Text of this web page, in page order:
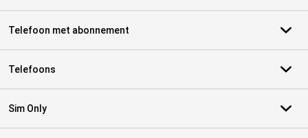
Telefoon met abonnement
Telefoons
Sim Only